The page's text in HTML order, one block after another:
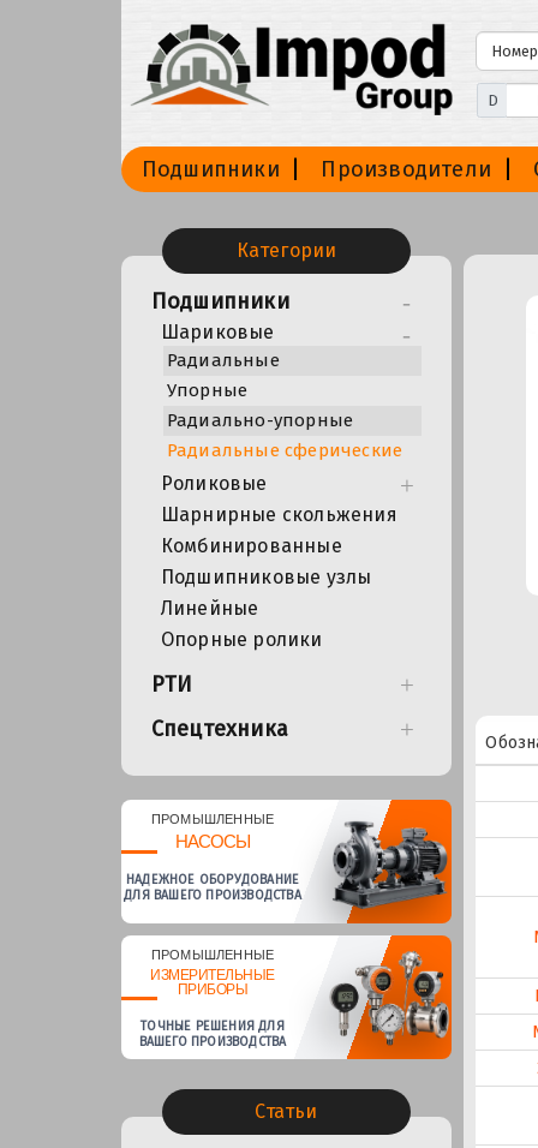
D
Подшипники Производители
Категории
Подшипники
Шариковые
Радиальные
Упорные
Радиально-упорные
Радиальные сферические
Роликовые
Шарнирные скольжения
Комбинированные
Подшипниковые узлы
Линейные
Опорные ролики
РТИ
Спецтехника
ПРОМЫШЛЕННЫЕ
НАСОСЫ
НАДЕЖНОЕ ОБОРУДОВАНИЕ
ДЛЯ ВАШЕГО ПРОИЗВОДСТВА
ПРОМЫШЛЕННЫЕ
ИЗМЕРИТЕЛЬНЫЕ
ПРИБОРЫ
ТОЧНЫЕ РЕШЕНИЯ ДЛЯ
ВАШЕГО ПРОИЗВОДСТВА
Статьи